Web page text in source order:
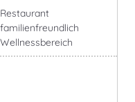
Restaurant
familienfreundlich
Wellnessbereich